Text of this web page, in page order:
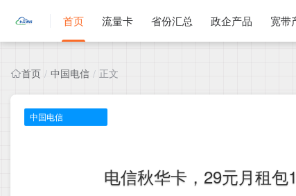
首页 流量卡 省份汇总 政企产品 宽带
首页 / 中国电信 / 正文
中国电信
电信秋华卡，29元月租